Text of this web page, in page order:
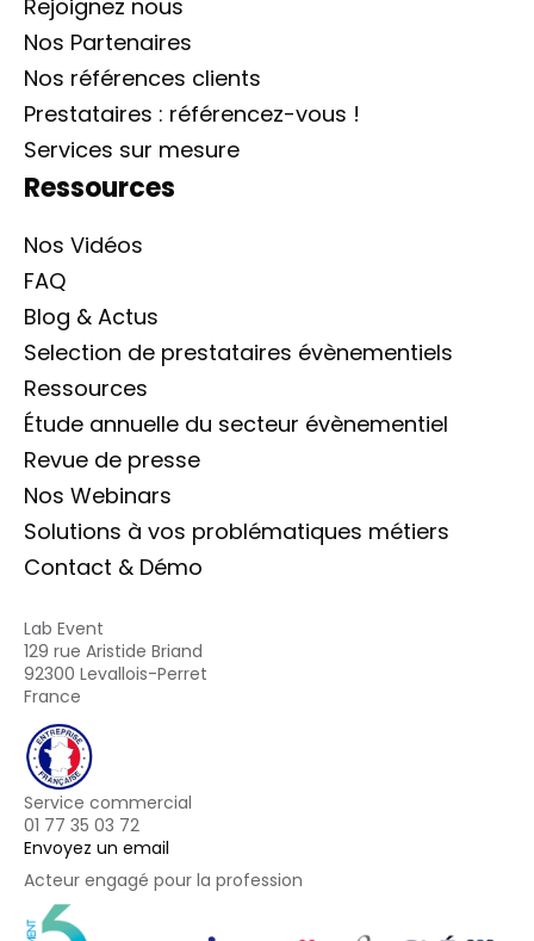
Rejoignez nous
Nos Partenaires
Nos références clients
Prestataires : référencez-vous !
Services sur mesure
Ressources
Nos Vidéos
FAQ
Blog & Actus
Selection de prestataires évènementiels
Ressources
Étude annuelle du secteur évènementiel
Revue de presse
Nos Webinars
Solutions à vos problématiques métiers
Contact & Démo
Lab Event
129 rue Aristide Briand
92300 Levallois-Perret
France
Service commercial
01 77 35 03 72
Envoyez un email
Acteur engagé pour la profession